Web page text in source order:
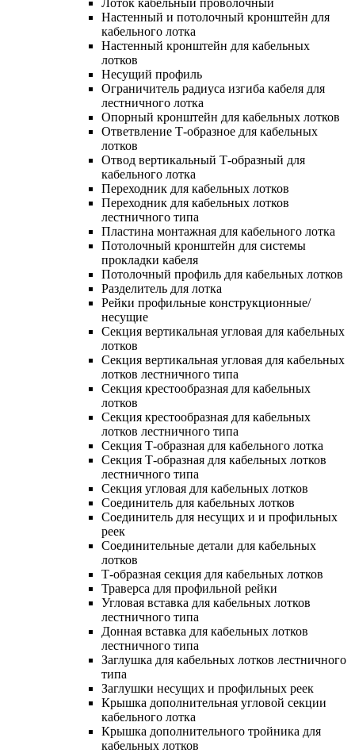
Настенный и потолочный кронштейн для
кабельного лотка
Настенный кронштейн для кабельных
лотков
Несущий профиль
Ограничитель радиуса изгиба кабеля для
лестничного лотка
Опорный кронштейн для кабельных лотков
Ответвление Т-образное для кабельных
лотков
Отвод вертикальный Т-образный для
кабельного лотка
Переходник для кабельных лотков
Переходник для кабельных лотков
лестничного типа
Пластина монтажная для кабельного лотка
Потолочный кронштейн для системы
прокладки кабеля
Потолочный профиль для кабельных лотков
Разделитель для лотка
Рейки профильные конструкционные/
несущие
Секция вертикальная угловая для кабельных
лотков
Секция вертикальная угловая для кабельных
лотков лестничного типа
Секция крестообразная для кабельных
лотков
Секция крестообразная для кабельных
лотков лестничного типа
Секция Т-образная для кабельного лотка
Секция Т-образная для кабельных лотков
лестничного типа
Секция угловая для кабельных лотков
Соединитель для кабельных лотков
Соединитель для несущих и и профильных
реек
Соединительные детали для кабельных
лотков
Т-образная секция для кабельных лотков
Траверса для профильной рейки
Угловая вставка для кабельных лотков
лестничного типа
Донная вставка для кабельных лотков
лестничного типа
Заглушка для кабельных лотков лестничного
типа
Заглушки несущих и профильных реек
Крышка дополнительная угловой секции
кабельного лотка
Крышка дополнительного тройника для
кабельных лотков